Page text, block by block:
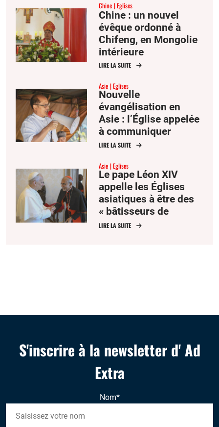
Anne
Chine Eglises
Chine : un nouvel
évêque ordonné à
Chifeng, en Mongolie
intérieure
LIRE LA SUITE
Asie Eglises
Nouvelle
évangélisation en
Asie : l’Église appelée
à communiquer
l’espérance
LIRE LA SUITE
Asie Eglises
Le pape Léon XIV
appelle les Églises
asiatiques à être des
« bâtisseurs de
communion »
LIRE LA SUITE
S'inscrire à la newsletter d' Ad
Extra
Nom*